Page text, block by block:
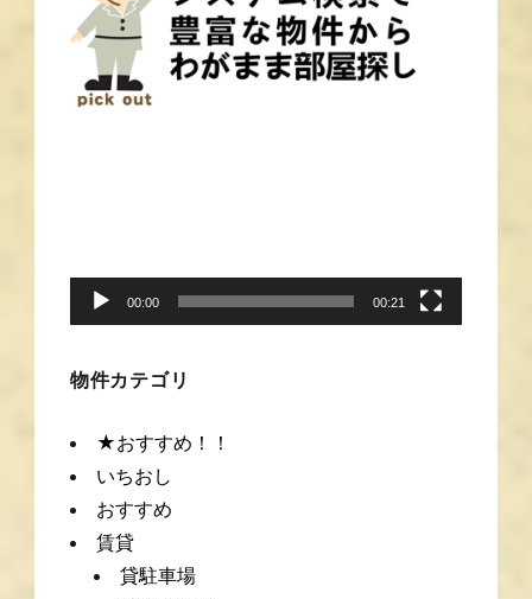
ヤ
ー
00:00 00:21
物件カテゴリ
★おすすめ！！
いちおし
おすすめ
賃貸
貸駐車場